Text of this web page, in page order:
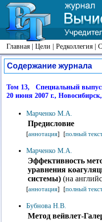
Главная | Цели | Редколлегия |
Содержание журнала
Том 13, Специальный
20 июня 2007 г.,
Марченко М.А.
Предисловие
[аннотация] [полный
Марченко М.А.
Эффективность
уравнения
системы) (на
[аннотация] [полный
Бубнова Н.В.
Метод вейвлет-